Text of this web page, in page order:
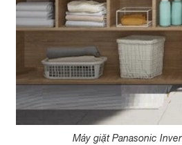
Máy giặt Panasonic